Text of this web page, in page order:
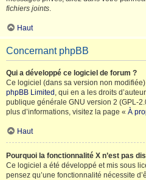
fichiers joints.
Haut
Concernant phpBB
Qui a développé ce logiciel de forum ?
Ce logiciel (dans sa version non
phpBB Limited , qui en a les droits
publique générale GNU version 2 (GPL-
plus d’informations, visitez la page « À
Haut
Pourquoi la fonctionnalité X n’est pas
Ce logiciel a été développé et mis sous
pensez qu’une fonctionnalité nécessite